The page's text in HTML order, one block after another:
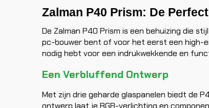
Zalman P40 Prism: De
De Zalman P40 Prism is een behuizing die
pc-bouwer bent of voor het eerst een high-
nodig hebt voor een indrukwekkende en
Een Verbluffend Ontwerp
Met zijn drie geharde glaspanelen biedt de
ontwerp laat je RGB-verlichting en